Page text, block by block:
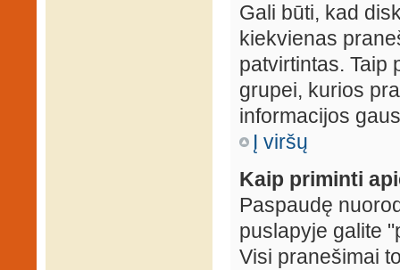
Gali būti, kad
kiekvienas
patvirtintas. Taip
grupei, kurios
informacijos
Į viršų
Kaip priminti
Paspaudę
puslapyje galite
Visi pranešimai